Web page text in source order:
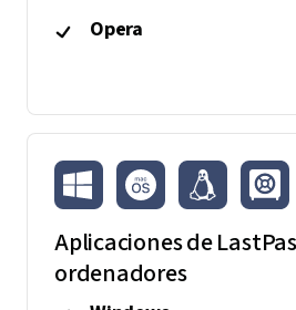
Opera
Aplicaciones de
ordenadores